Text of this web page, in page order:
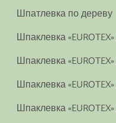
Шпатлевка по дереву
Шпаклевка
Шпаклевка
Шпаклевка
Шпаклевка